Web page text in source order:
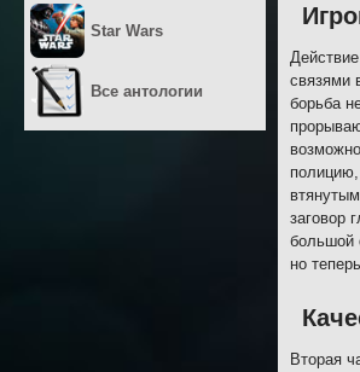
связями
борьба
заговор
большой
но
Вторая
Star Wars
Все антологии